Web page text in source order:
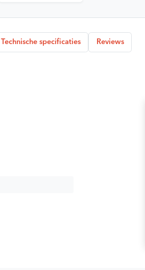
Technische specificaties Reviews